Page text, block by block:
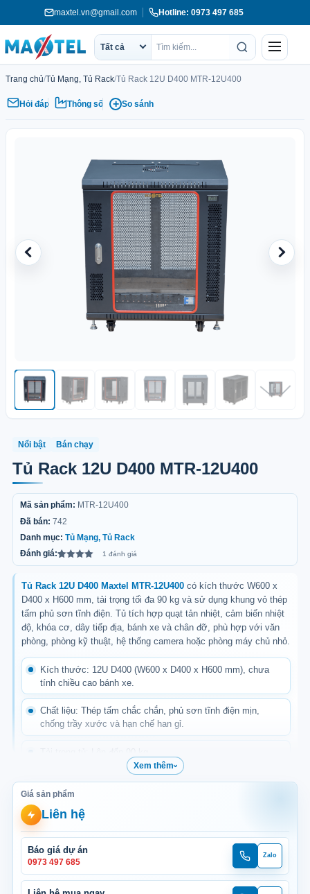
dung
maxtel.vn@gmail.com Hotline: 0973 497 685
Phạm
tìm
kiếm
Tất cả
Tìm
Menu
Trang chủ/Tủ Mạng, Tủ Rack/Tủ Rack 12U D400 MTR-12U400
Hỏi đáp Thông số + So sánh
Nổi bật Bán chạy
Tủ Rack 12U D400 MTR-12U400
Mã sản phẩm: MTR-12U400
Đã bán: 742
Danh mục: Tủ Mạng, Tủ Rack
Đánh giá:
5.00trên 5
1
đánh giá
1 đánh giá
Tủ Rack 12U D400 Maxtel MTR-12U400 có kích thước W600 x
D400 x H600 mm, tải trọng tối đa 90 kg và sử dụng khung vỏ thép
tấm phủ sơn tĩnh điện. Tủ tích hợp quạt tản nhiệt, cảm biến nhiệt
độ, khóa cơ, dây tiếp địa, bánh xe và chân đỡ, phù hợp với văn
phòng, phòng kỹ thuật, hệ thống camera hoặc phòng máy chủ nhỏ.
Kích thước: 12U D400 (W600 x D400 x H600 mm), chưa
tính chiều cao bánh xe.
Chất liệu: Thép tấm chắc chắn, phủ sơn tĩnh điện mịn,
chống trầy xước và hạn chế han gỉ.
Quạt tản nhiệt: Trang bị 01 quạt thông gió trên đỉnh tủ, hỗ
trợ đưa khí nóng ra ngoài.
Mặt trước: Cửa kính/Mica trong suốt tích hợp khóa cơ, giúp
quan sát và bảo vệ thiết bị bên trong.
Mặt sau: Cửa thép tấm đột lỗ thông thoáng, hỗ trợ lưu thông
không khí và thoát nhiệt.
Xem thêm
Giá sản phẩm
Liên hệ
Báo giá dự án
0973 497 685
Gọi
dự
án
Zalo
Zalo
dự
án